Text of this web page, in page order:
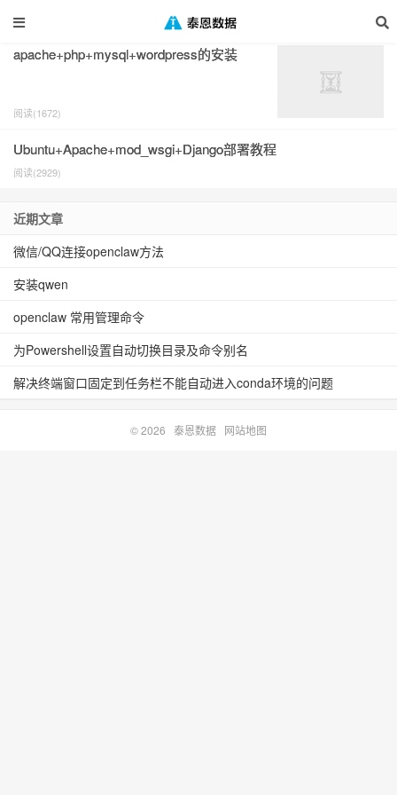
标签：apache
apache+php+mysql+wordpress的安装
阅读(1672)
Ubuntu+Apache+mod_wsgi+Django部署教程
阅读(2929)
近期文章
微信/QQ连接openclaw方法
安装qwen
openclaw 常用管理命令
为Powershell设置自动切换目录及命令别名
解决终端窗口固定到任务栏不能自动进入conda环境的问题
© 2026 泰恩数据 网站地图